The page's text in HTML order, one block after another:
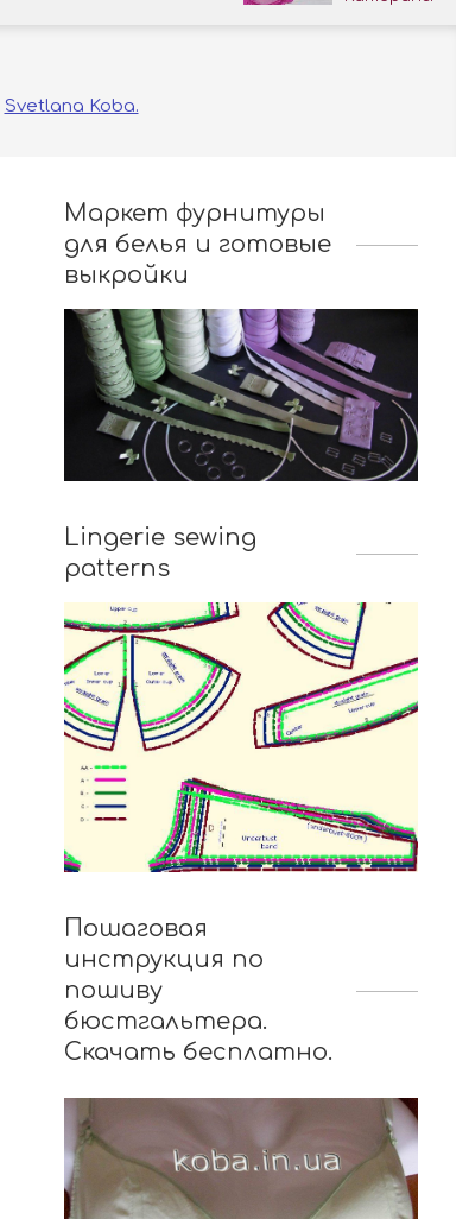
Svetlana Koba.
Маркет фурнитуры
для белья и готовые
выкройки
Lingerie sewing
patterns
Пошаговая
инструкция по
пошиву
бюстгальтера.
Скачать бесплатно.